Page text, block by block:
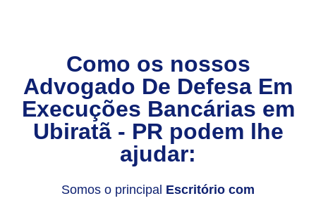
Como os nossos
Advogado De Defesa Em
Execuções Bancárias em
Ubiratã - PR podem lhe
ajudar:
Somos o principal Escritório com